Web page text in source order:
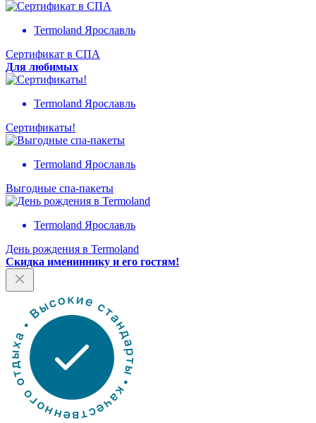
Termoland Ярославль
Сертификат в СПА
Для любимых
Termoland Ярославль
Сертификаты!
Termoland Ярославль
Выгодные спа-пакеты
Termoland Ярославль
День рождения в Termoland
Скидка имениннику и его гостям!